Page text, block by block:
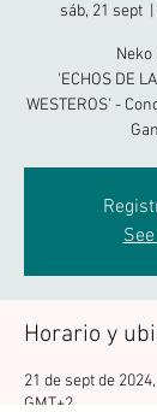
sáb, 21 sept
  |
'ECHOS DE
WESTEROS' -
Horario y
21 de sept de
GMT+2